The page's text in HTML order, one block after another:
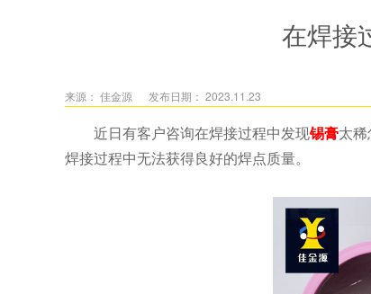
在焊接
来源： 佳金源 发布日期： 2023.11.23
近日有客户咨询在焊接过程中发现锡膏太
焊接过程中无法获得良好的焊点质量。